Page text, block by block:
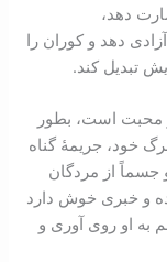
دهد،
دهد و کوران را
تبديل کند.
محبت است، بطور
خود، جريمۀ گناه
جسماً از مردگان
و خبری خوش دارد
به او روی آوری و